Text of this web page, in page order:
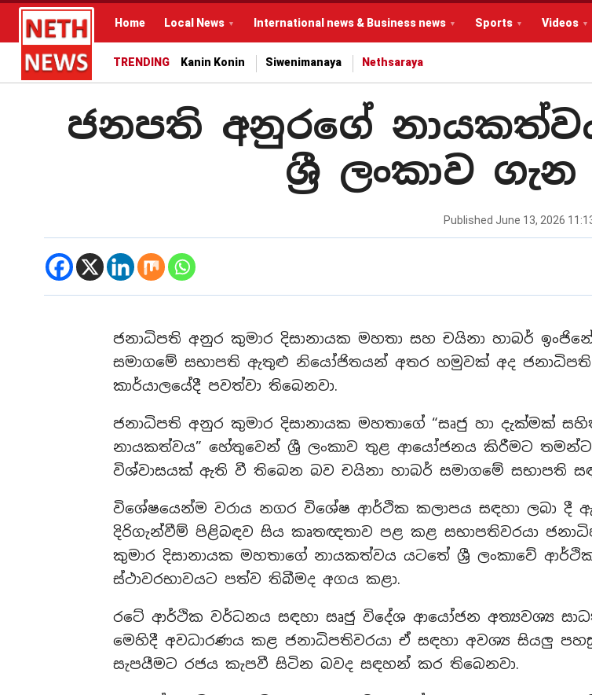
Home Local News International news & Business news Sports Videos
TRENDING Kanin Konin Siwenimanaya Nethsaraya
ජනපති අනුරගේ
ශ්‍රී ලංකාව ගැන
Published June 13, 2026
ජනාධිපති අනුර කුමාර දිසානායක මහතා සහ චයිනා හාබර්
සමාගමේ සභාපති ඇතුළු නියෝජිතයන් අතර හමුවක් අද ජනාධිපති
කාර්යාලයේදී පවත්වා තිබෙනවා.
ජනාධිපති අනුර කුමාර දිසානායක මහතාගේ “සෘජු හා දැක්මක්
නායකත්වය” හේතුවෙන් ශ්‍රී ලංකාව තුළ ආයෝජනය කිරීමට තමන්ට
විශ්වාසයක් ඇති වී තිබෙන බව චයිනා හාබර් සමාගමේ සභාපති
විශේෂයෙන්ම වරාය නගර විශේෂ ආර්ථික කලාපය සඳහා ලබා දී
දිරිගැන්වීම් පිළිබඳව සිය කෘතඥතාව පළ කළ සභාපතිවරයා
කුමාර දිසානායක මහතාගේ නායකත්වය යටතේ ශ්‍රී ලංකාවේ
ස්ථාවරභාවයට පත්ව තිබීමද අගය කළා.
රටේ ආර්ථික වර්ධනය සඳහා සෘජු විදේශ ආයෝජන අත්‍යවශ්‍ය
මෙහිදී අවධාරණය කළ ජනාධිපතිවරයා ඒ සඳහා අවශ්‍ය සියලු
සැපයීමට රජය කැපවී සිටින බවද සඳහන් කර තිබෙනවා.